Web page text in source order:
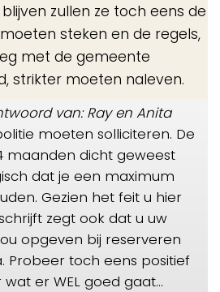
zullen ze toch eens de
steken en de regels,
met de gemeente
strikter moeten naleven.
van: Ray en Anita
moeten solliciteren. De
maanden dicht geweest
dat je een maximum
Gezien het feit u hier
zegt ook dat u uw
opgeven bij reserveren
Probeer toch eens positief
er WEL goed gaat...